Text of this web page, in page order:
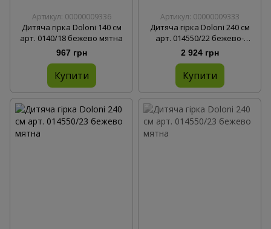
Артикул: 00000009336
Дитяча гірка Doloni 140 см
арт. 0140/18 бежево мятна
967 грн
Купити
Артикул: 00000009333
Дитяча гірка Doloni 240 см
арт. 014550/22 бежево-
рожева
2 924 грн
Купити